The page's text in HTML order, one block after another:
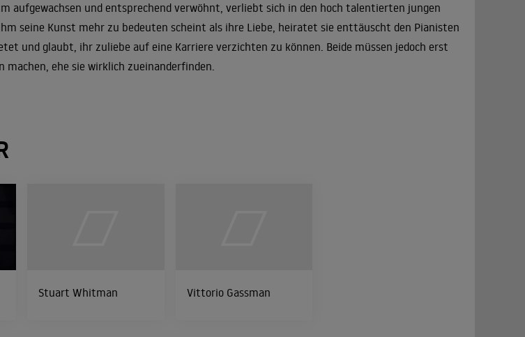
aufgewachsen und entsprechend verwöhnt, verliebt sich in den hoch talentierten jungen
seine Kunst mehr zu bedeuten scheint als ihre Liebe, heiratet sie enttäuscht den Pianisten
und glaubt, ihr zuliebe auf eine Karriere verzichten zu können. Beide müssen jedoch erst
machen, ehe sie wirklich zueinanderfinden.
Stuart Whitman Vittorio Gassman